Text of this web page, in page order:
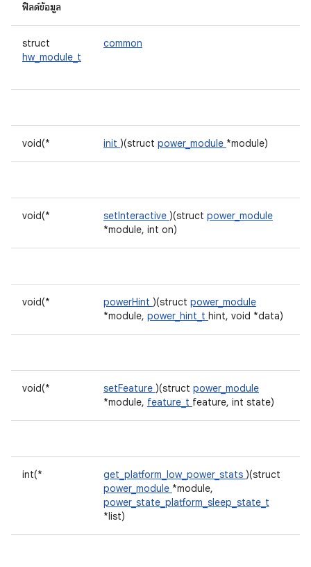
ฟิลด์ข้อมูล
struct
hw_module_t
common
void(* init )(struct power_module *module)
void(* setInteractive )(struct power_module
*module, int on)
void(* powerHint )(struct power_module
*module, power_hint_t hint, void *data)
void(* setFeature )(struct power_module
*module, feature_t feature, int state)
int(* get_platform_low_power_stats )(struct
power_module *module,
power_state_platform_sleep_state_t
*list)